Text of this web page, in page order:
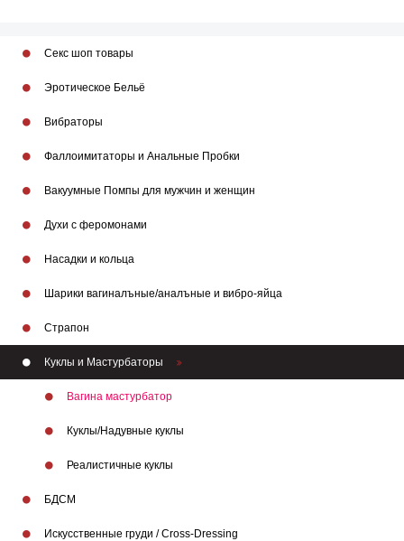
Секс шоп товары
Эротическое Бельё
Вибраторы
Фаллоимитаторы и Анальные Пробки
Вакуумные Помпы для мужчин и женщин
Духи с феромонами
Насадки и кольца
Шарики вагиналъные/аналъные и вибро-яйца
Страпон
Куклы и Мастурбаторы
Вагина мастурбатор
Куклы/Надувные куклы
Реалистичные куклы
БДСМ
Искусственные груди / Cross-Dressing